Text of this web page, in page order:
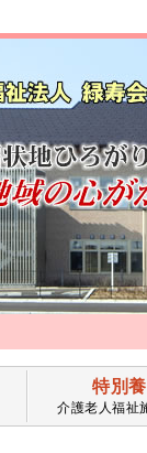
特別
介護老人福祉